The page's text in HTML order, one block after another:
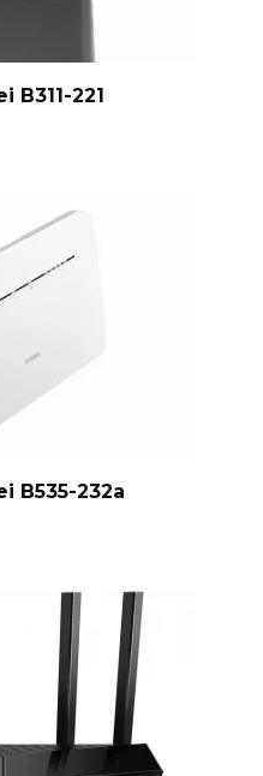
B311-221
B535-232a